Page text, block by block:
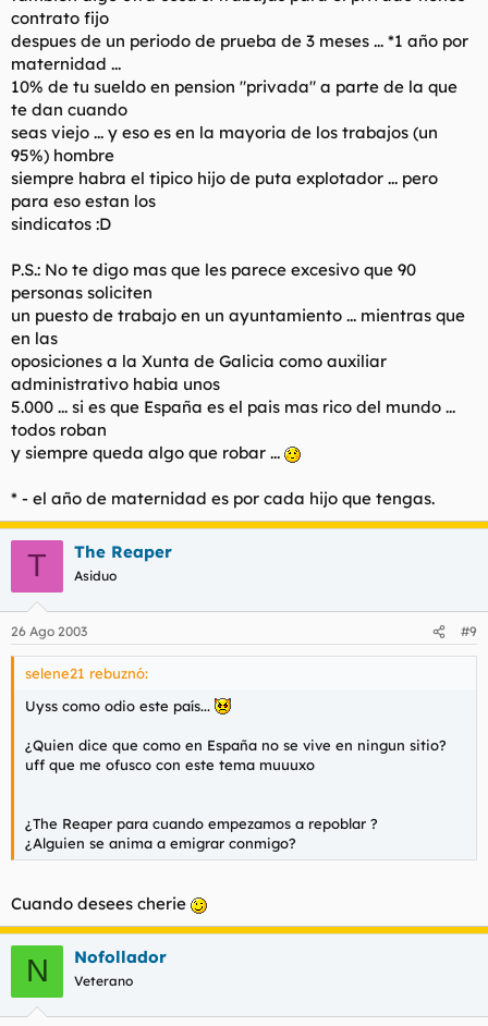
contrato fijo
despues de un periodo de prueba de 3 meses ... *1 año por
maternidad ...
10% de tu sueldo en pension "privada" a parte de la que
te dan cuando
seas viejo ... y eso es en la mayoria de los trabajos (un
95%) hombre
siempre habra el tipico hijo de puta explotador ... pero
para eso estan los
sindicatos :D
P.S.: No te digo mas que les parece excesivo que 90
personas soliciten
un puesto de trabajo en un ayuntamiento ... mientras que
en las
oposiciones a la Xunta de Galicia como auxiliar
administrativo habia unos
5.000 ... si es que España es el pais mas rico del mundo ...
todos roban
y siempre queda algo que robar ...
* - el año de maternidad es por cada hijo que tengas.
T The Reaper
Asiduo
26 Ago 2003 #9
selene21 rebuznó:
Uyss como odio este país...
¿Quien dice que como en España no se vive en ningun sitio?
uff que me ofusco con este tema muuuxo
¿The Reaper para cuando empezamos a repoblar ?
¿Alguien se anima a emigrar conmigo?
Cuando desees cherie
N Nofollador
Veterano